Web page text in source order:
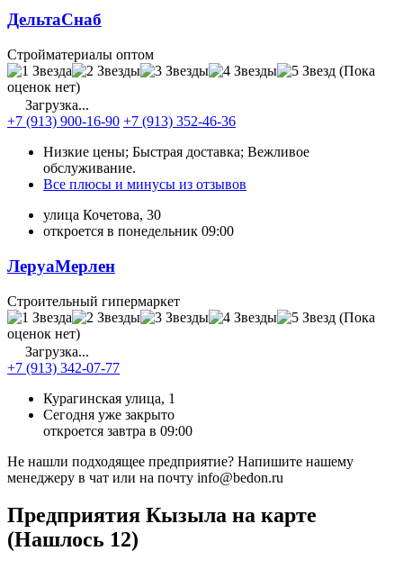
ДельтаСнаб
Стройматериалы оптом
(Пока
оценок нет)
Загрузка...
+7 (913) 900-16-90 +7 (913) 352-46-36
Низкие цены; Быстрая доставка; Вежливое
обслуживание.
Все плюсы и минусы из отзывов
улица Кочетова, 30
откроется в понедельник 09:00
ЛеруаМерлен
Строительный гипермаркет
(Пока
оценок нет)
Загрузка...
+7 (913) 342-07-77
Курагинская улица, 1
Сегодня уже закрыто
откроется завтра в 09:00
Не нашли подходящее предприятие? Напишите нашему
менеджеру в чат или на почту info@bedon.ru
Предприятия Кызыла на карте
(Нашлось 12)